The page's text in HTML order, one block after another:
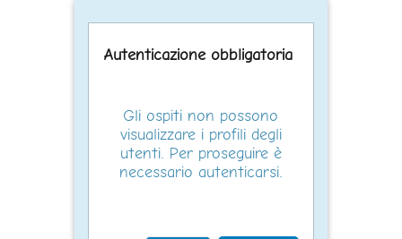
Autenticazione obbligatoria
Gli ospiti non possono
visualizzare i profili degli
utenti. Per proseguire è
necessario autenticarsi.